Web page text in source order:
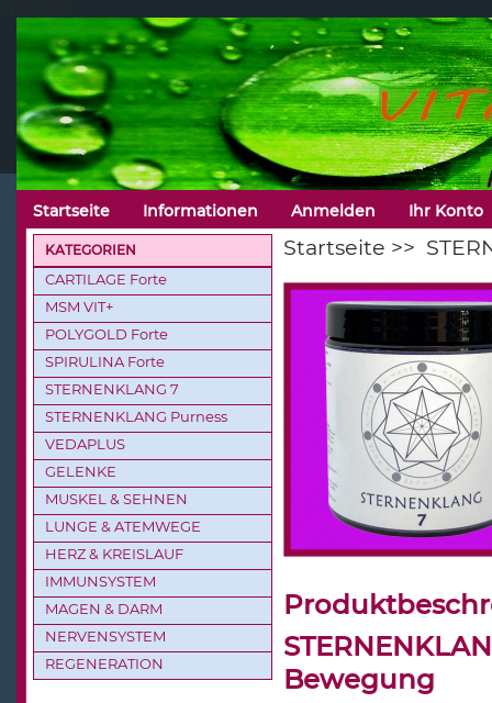
Startseite >>
Bewegung
KATEGORIEN
CARTILAGE Forte
MSM VIT+
POLYGOLD Forte
SPIRULINA Forte
STERNENKLANG 7
STERNENKLANG Purness
VEDAPLUS
GELENKE
MUSKEL & SEHNEN
LUNGE & ATEMWEGE
HERZ & KREISLAUF
IMMUNSYSTEM
MAGEN & DARM
NERVENSYSTEM
REGENERATION
Startseite Informationen Anmelden Ihr Konto